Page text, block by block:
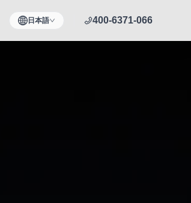
日本語 400-6371-066